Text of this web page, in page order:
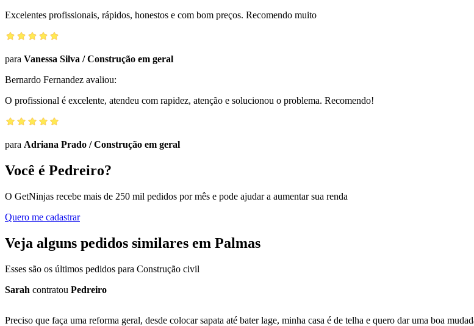
Excelentes profissionais, rápidos, honestos e com bom preços. Recomendo muito
para Vanessa Silva /Construção em geral
Bernardo Fernandez avaliou:
O profissional é excelente, atendeu com rapidez, atenção e solucionou o problema. Recomendo!
para Adriana Prado /Construção em geral
Você é Pedreiro?
O GetNinjas recebe mais de 250 mil pedidos por mês e pode ajudar a aumentar sua renda
Quero me cadastrar
Veja alguns pedidos similares em Palmas
Esses são os últimos pedidos para Construção civil
Sarah contratou Pedreiro
Preciso que faça uma reforma geral, desde colocar sapata até bater lage, minha casa é de telha e quero dar uma boa